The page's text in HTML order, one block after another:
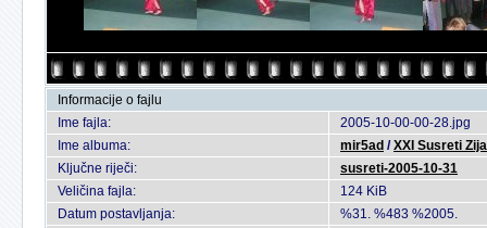
Informacije o fajlu
Ime fajla:
2005-10-00-00-28.jpg
Ime albuma:
mir5ad /XXI Susreti
Ključne riječi:
susreti-2005-10-31
Veličina fajla:
124 KiB
Datum postavljanja:
%31. %483 %2005.